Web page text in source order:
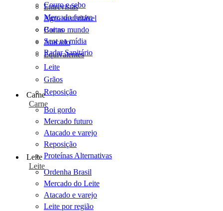
Entrevistas
Agro sustentável
Cartas
Scot na mídia
Radar Sanitário
Couro e sebo
Mercado futuro
Boi no mundo
Atacado
Equivalentes
Leite
Grãos
Reposição
Carne
Carne
Boi gordo
Mercado futuro
Atacado e varejo
Reposição
Proteínas Alternativas
Leite
Leite
Ordenha Brasil
Mercado do Leite
Atacado e varejo
Leite por região